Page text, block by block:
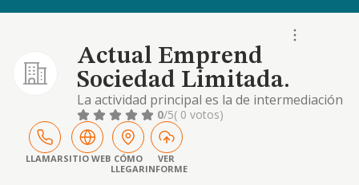
Actual Emprend
Sociedad Limitada.
La actividad principal es la de intermediación
del comercio de productos diversos cnae
4619. otras actividades: -establecimiento de
bebidas. -intermediarios del comercio de
productos diversos. - fabricación de
máquinas. -construcción, instalaciones y
0/5( 0 votos)
LLAMARSITIO WEB CÓMO
LLEGAR
VER
INFORME